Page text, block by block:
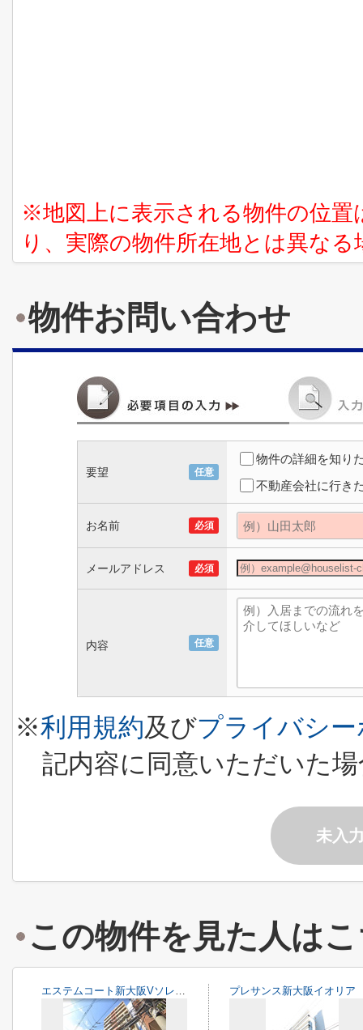
※地図上に表示される物件の位
り、実際の物件所在地とは異な
物件お問い合わせ
要望 任意
物件の詳細を知り
不動産会社に行き
お名前 必須
メールアドレス 必須
内容 任意
※利用規約及びプライバシ
記内容に同意いただいた
未入
この物件を見た人は
エステムコート新大阪Vソレックス プレサンス新大阪イオリア